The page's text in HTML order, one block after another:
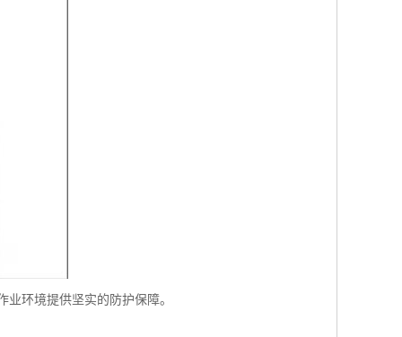
环境提供坚实的防护保障。